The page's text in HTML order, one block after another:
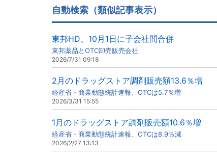
自動検索（類似記事表示）
東邦HD、10月1日に子会社間合併
東邦薬品とOTC卸売販売会社
2026/7/31 09:18
2月のドラッグストア調剤販売額13.6％増
経産省・商業動態統計速報、OTCは5.7％増
2026/3/31 15:55
1月のドラッグストア調剤販売額10.6％増
経産省・商業動態統計速報、OTCは8.9％減
2026/2/27 13:13